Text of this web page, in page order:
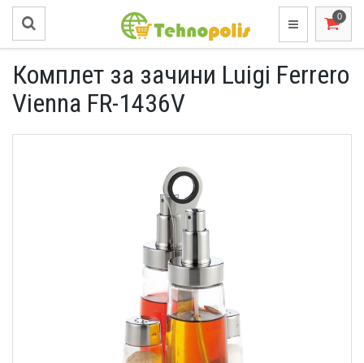
Комплет за зачини Luigi Ferrero
Vienna FR-1436V